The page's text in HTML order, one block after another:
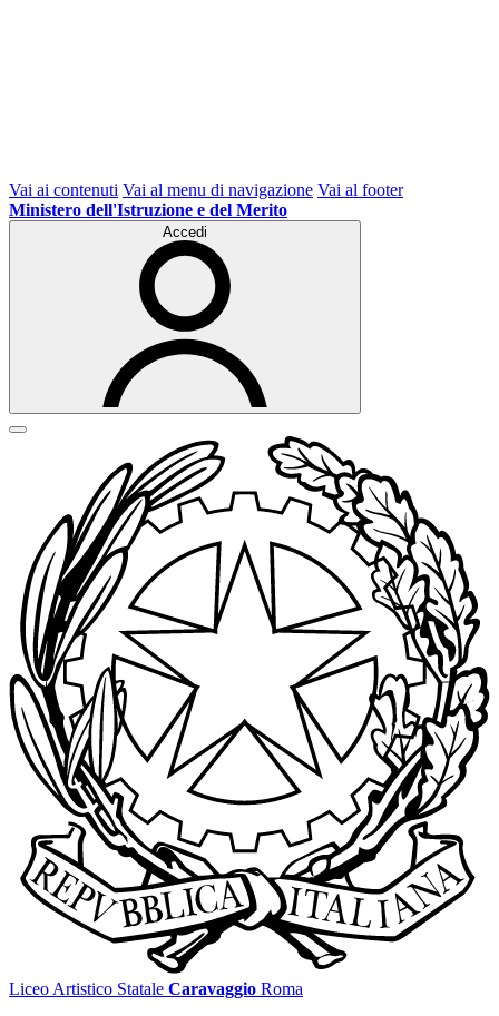
Vai ai contenuti Vai al menu di navigazione Vai al footer
Ministero dell'Istruzione e del Merito
Accedi
Liceo Artistico Statale Caravaggio Roma